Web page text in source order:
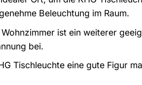
Beleuchtung im Raum.
ist ein weiterer
bei.
Tischleuchte eine gute Figur